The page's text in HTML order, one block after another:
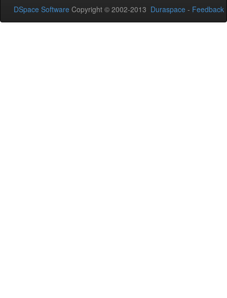
DSpace Software Copyright © 2002-2013 Duraspace - Feedback